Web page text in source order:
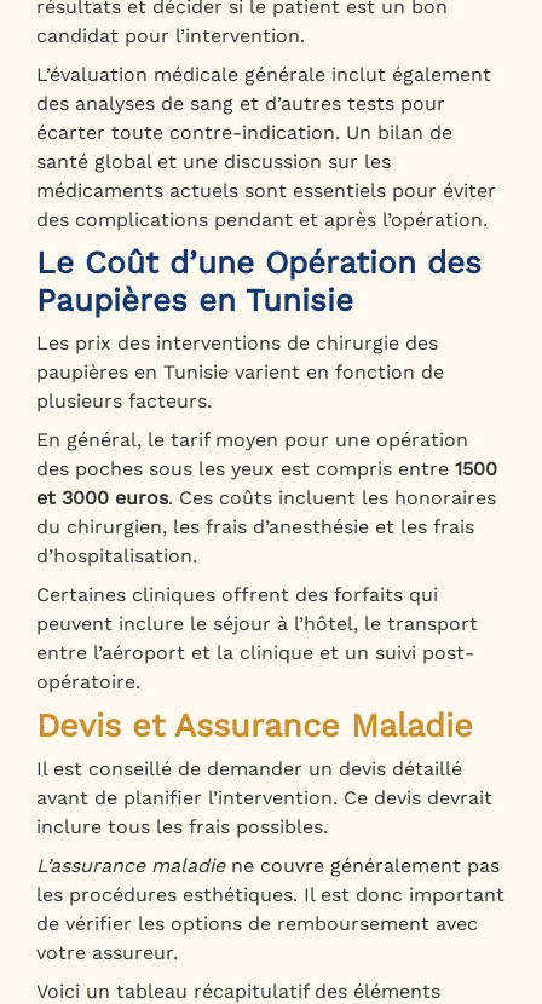
résultats et décider si le patient est un bon
candidat pour l’intervention.
L’évaluation médicale générale inclut également
des analyses de sang et d’autres tests pour
écarter toute contre-indication. Un bilan de
santé global et une discussion sur les
médicaments actuels sont essentiels pour éviter
des complications pendant et après l’opération.
Le Coût d’une Opération des
Paupières en Tunisie
Les prix des interventions de chirurgie des
paupières en Tunisie varient en fonction de
plusieurs facteurs.
En général, le tarif moyen pour une opération
des poches sous les yeux est compris entre 1500
et 3000 euros. Ces coûts incluent les honoraires
du chirurgien, les frais d’anesthésie et les frais
d’hospitalisation.
Certaines cliniques offrent des forfaits qui
peuvent inclure le séjour à l’hôtel, le transport
entre l’aéroport et la clinique et un suivi post-
opératoire.
Devis et Assurance Maladie
Il est conseillé de demander un devis détaillé
avant de planifier l’intervention. Ce devis devrait
inclure tous les frais possibles.
L’assurance maladiene couvre généralement pas
les procédures esthétiques. Il est donc important
de vérifier les options de remboursement avec
votre assureur.
Voici un tableau récapitulatif des éléments